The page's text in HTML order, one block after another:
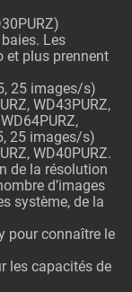
Les
et plus prennent
25 images/s)
WD43PURZ,
25 images/s)
WD40PURZ.
de la résolution
d’images
système, de la
pour connaître le
les capacités de